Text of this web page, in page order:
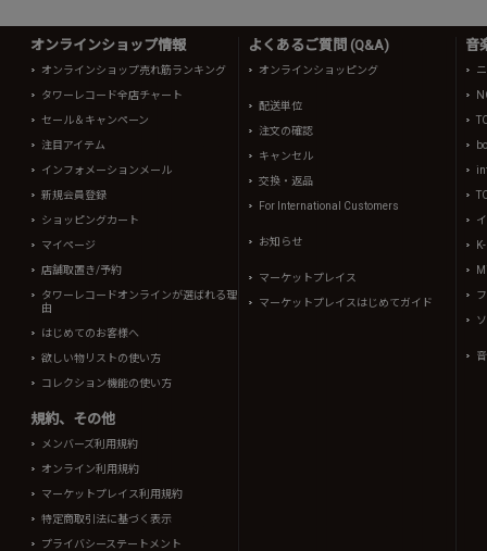
オンラインショップ情報
オンラインショップ売れ筋ランキング
タワーレコード全店チャート
セール＆キャンペーン
注目アイテム
インフォメーションメール
新規会員登録
ショッピングカート
マイページ
店舗取置き/予約
タワーレコードオンラインが選ばれる理
由
はじめてのお客様へ
欲しい物リストの使い方
コレクション機能の使い方
規約、その他
メンバーズ利用規約
オンライン利用規約
マーケットプレイス利用規約
特定商取引法に基づく表示
プライバシーステートメント
よくあるご質問 (Q&A)
オンラインショッピング
配送単位
注文の確認
キャンセル
交換・返品
For International Customers
お知らせ
マーケットプレイス
マーケットプレイスはじめてガイド
音